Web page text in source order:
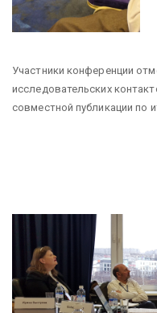
Участники конференции
исследовательских
совместной публикации по